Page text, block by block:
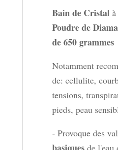
grammes
Bain de Cristal
Poudre de
de 650 grammes
Notamment
de: cellulite,
tensions,
pieds, peau
- Provoque des
basiquesde l'eau